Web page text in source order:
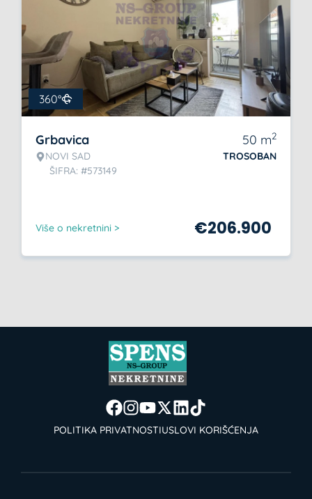
360°
Grbavica
NOVI SAD
ŠIFRA: #573149
50 m2
TROSOBAN
Više o nekretnini > €206.900
POLITIKA PRIVATNOSTIUSLOVI KORIŠĆENJA